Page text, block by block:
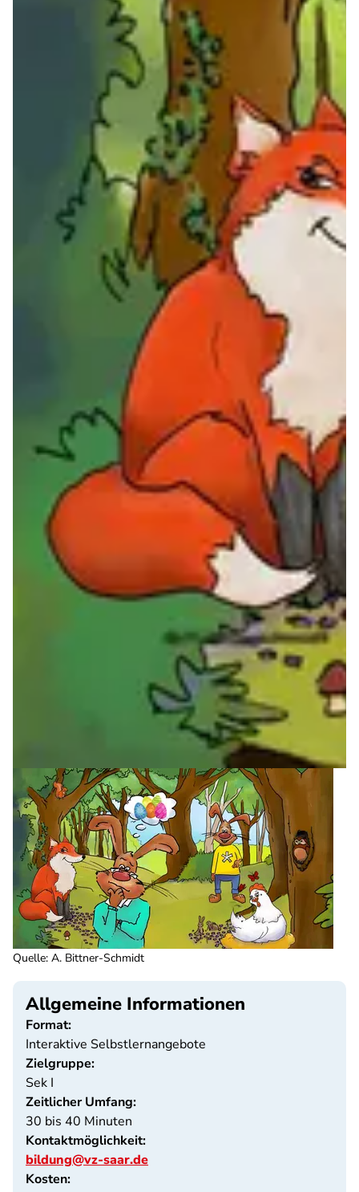
Quelle: A. Bittner-Schmidt
Allgemeine Informationen
Format:
Interaktive Selbstlernangebote
Zielgruppe:
Sek I
Zeitlicher Umfang:
30 bis 40 Minuten
Kontaktmöglichkeit:
bildung@vz-saar.de
Kosten: